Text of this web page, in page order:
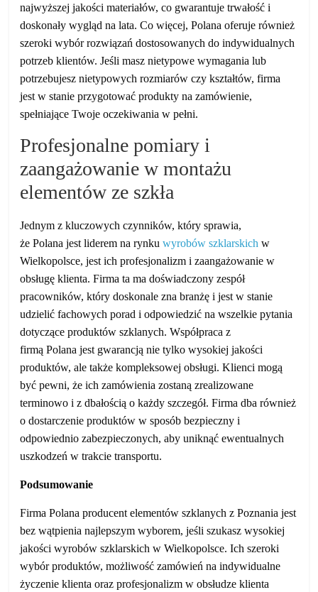
najwyższej jakości materiałów, co gwarantuje trwałość i
doskonały wygląd na lata. Co więcej, Polana oferuje również
szeroki wybór rozwiązań dostosowanych do indywidualnych
potrzeb klientów. Jeśli masz nietypowe wymagania lub
potrzebujesz nietypowych rozmiarów czy kształtów, firma
jest w stanie przygotować produkty na zamówienie,
spełniające Twoje oczekiwania w pełni.
Profesjonalne pomiary i
zaangażowanie w montażu
elementów ze szkła
Jednym z kluczowych czynników, który sprawia,
że Polana jest liderem na rynkuwyrobów szklarskich w
Wielkopolsce, jest ich profesjonalizm i zaangażowanie w
obsługę klienta. Firma ta ma doświadczony zespół
pracowników, który doskonale zna branżę i jest w stanie
udzielić fachowych porad i odpowiedzić na wszelkie pytania
dotyczące produktów szklanych. Współpraca z
firmą Polana jest gwarancją nie tylko wysokiej jakości
produktów, ale także kompleksowej obsługi. Klienci mogą
być pewni, że ich zamówienia zostaną zrealizowane
terminowo i z dbałością o każdy szczegół. Firma dba również
o dostarczenie produktów w sposób bezpieczny i
odpowiednio zabezpieczonych, aby uniknąć ewentualnych
uszkodzeń w trakcie transportu.
Podsumowanie
Firma Polana producent elementów szklanych z Poznania jest
bez wątpienia najlepszym wyborem, jeśli szukasz wysokiej
jakości wyrobów szklarskich w Wielkopolsce. Ich szeroki
wybór produktów, możliwość zamówień na indywidualne
życzenie klienta oraz profesjonalizm w obsłudze klienta